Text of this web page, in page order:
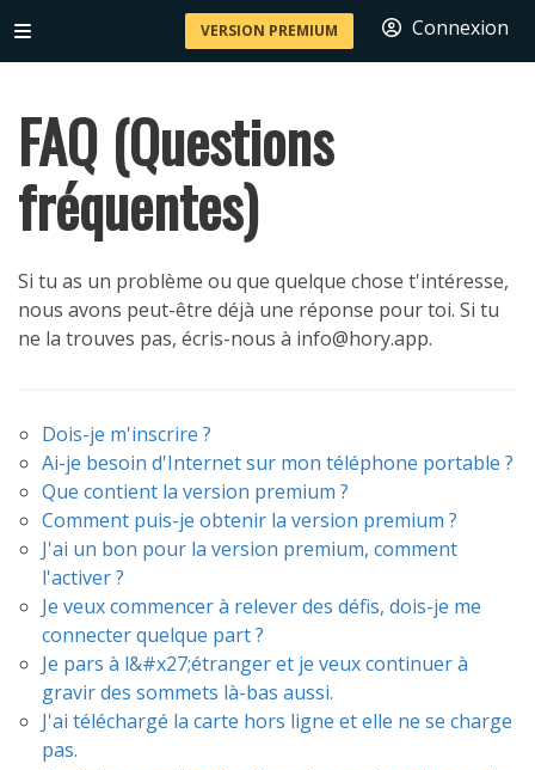
VERSION PREMIUM Connexion
FAQ (Questions
fréquentes)
Si tu as un problème ou que quelque chose t'intéresse,
nous avons peut-être déjà une réponse pour toi. Si tu
ne la trouves pas, écris-nous à info@hory.app.
Dois-je m'inscrire ?
Ai-je besoin d'Internet sur mon téléphone portable ?
Que contient la version premium ?
Comment puis-je obtenir la version premium ?
J'ai un bon pour la version premium, comment
l'activer ?
Je veux commencer à relever des défis, dois-je me
connecter quelque part ?
Je pars à l&#x27;étranger et je veux continuer à
gravir des sommets là-bas aussi.
J'ai téléchargé la carte hors ligne et elle ne se charge
pas.